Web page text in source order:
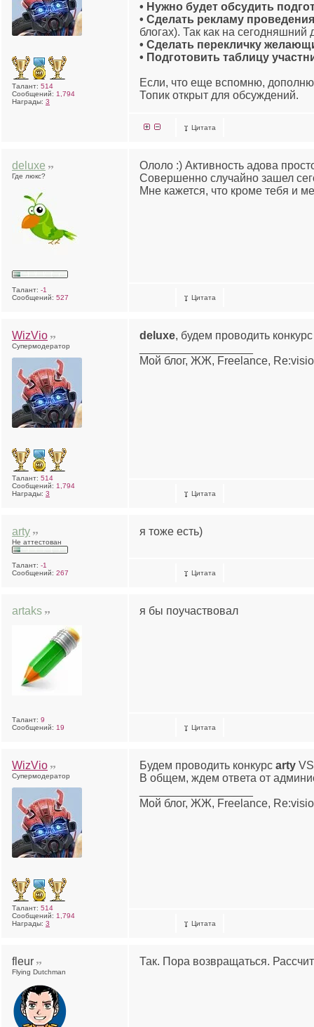
Талант: 514
Сообщений: 1,794
Награды: 3
• Нужно будет обсудить
• Сделать рекламу
блогах). Так как на
• Сделать перекличку
• Подготовить таблицу
Если, что еще вспомню,
Топик открыт для обсуждений.
Цитата
deluxe
Где люкс?
Талант: -1
Сообщений: 527
Ололо :) Активность адова
Совершенно случайно зашел
Мне кажется, что кроме тебя и
Цитата
WizVio
Супермодератор
Талант: 514
Сообщений: 1,794
Награды: 3
deluxe, будем проводить
Мой блог, ЖЖ, Freelance,
Цитата
arty
Не аттестован
Талант: -1
Сообщений: 267
я тоже есть)
Цитата
artaks
Талант: 9
Сообщений: 19
я бы поучаствовал
Цитата
WizVio
Супермодератор
Талант: 514
Сообщений: 1,794
Награды: 3
Будем проводить конкурс arty
В общем, ждем ответа от
Мой блог, ЖЖ, Freelance,
Цитата
fleur
Flying Dutchman
Так. Пора возвращаться.